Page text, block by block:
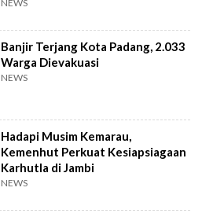
Parah
NEWS
Banjir Terjang Kota Padang, 2.033
Warga Dievakuasi
NEWS
Hadapi Musim Kemarau,
Kemenhut Perkuat Kesiapsiagaan
Karhutla di Jambi
NEWS